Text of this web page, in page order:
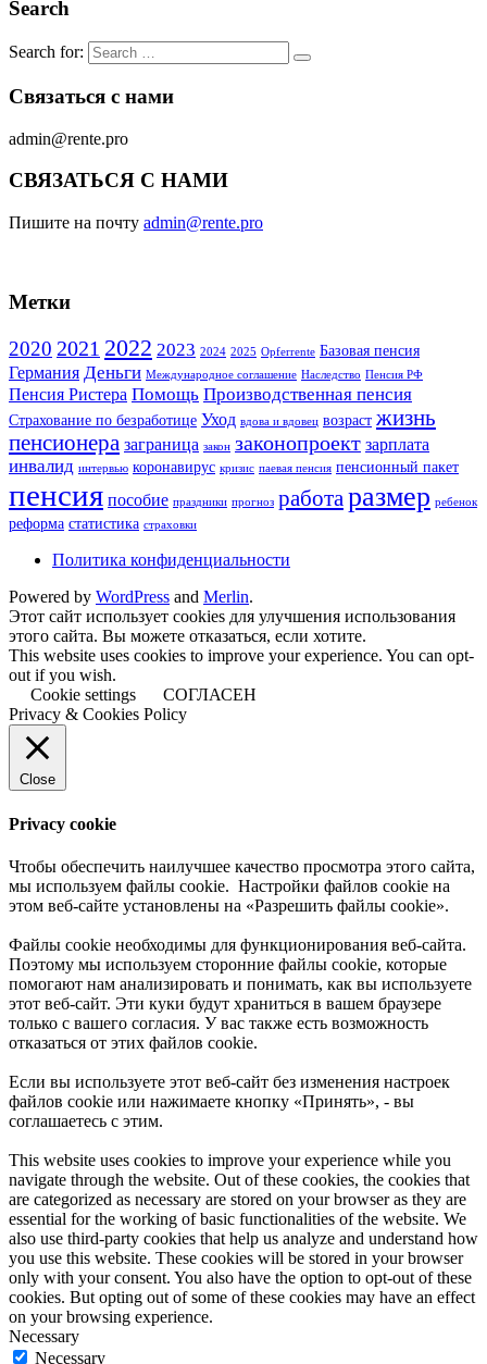
Search
Search for:
Связаться с нами
admin@rente.pro
СВЯЗАТЬСЯ С НАМИ
Пишите на почту admin@rente.pro
Метки
2020 2021 2022 2023 2024 2025 Opferrente Базовая пенсия
Германия Деньги Международное соглашение Наследство Пенсия РФ
Пенсия Ристера Помощь Производственная пенсия
Страхование по безработице Уход вдова и вдовец возраст жизнь
пенсионера заграница закон законопроект зарплата
инвалид интервью коронавирус кризис паевая пенсия пенсионный пакет
пенсия пособие праздники прогноз работа размер ребенок
реформа статистика страховки
Политика конфиденциальности
Powered by WordPress and Merlin.
Этот сайт использует cookies для улучшения использования
этого сайта. Вы можете отказаться, если хотите.
This website uses cookies to improve your experience. You can opt-
out if you wish.
Cookie settings
СОГЛАСЕН
Privacy & Cookies Policy
Close
Privacy cookie
Чтобы обеспечить наилучшее качество просмотра этого сайта,
мы используем файлы cookie. Настройки файлов cookie на
этом веб-сайте установлены на «Разрешить файлы cookie».
Файлы cookie необходимы для функционирования веб-сайта.
Поэтому мы используем сторонние файлы cookie, которые
помогают нам анализировать и понимать, как вы используете
этот веб-сайт. Эти куки будут храниться в вашем браузере
только с вашего согласия. У вас также есть возможность
отказаться от этих файлов cookie.
Если вы используете этот веб-сайт без изменения настроек
файлов cookie или нажимаете кнопку «Принять», - вы
соглашаетесь с этим.
This website uses cookies to improve your experience while you
navigate through the website. Out of these cookies, the cookies that
are categorized as necessary are stored on your browser as they are
essential for the working of basic functionalities of the website. We
also use third-party cookies that help us analyze and understand how
you use this website. These cookies will be stored in your browser
only with your consent. You also have the option to opt-out of these
cookies. But opting out of some of these cookies may have an effect
on your browsing experience.
Necessary
Necessary